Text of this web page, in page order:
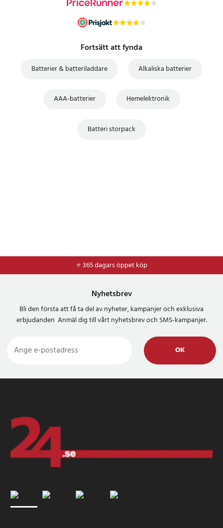
Fortsätt att fynda
Batterier & batteriladdare Alkaliska batterier
AAA-batterier Hemelektronik
Batteri storpack
⭐ 365 dagars öppet köp
⭐Frakt 49kr *
Nyhetsbrev
Bli den första att få ta del av nyheter, kampanjer och exklusiva
erbjudanden Anmäl dig till vårt nyhetsbrev och SMS-kampanjer.
OK